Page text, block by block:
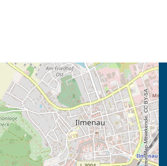
Öffnet die Anfahrtsbeschreibung in neuem
Tab (Karte)
© OpenStreetMap-Mitwirkende, CC BY-SA